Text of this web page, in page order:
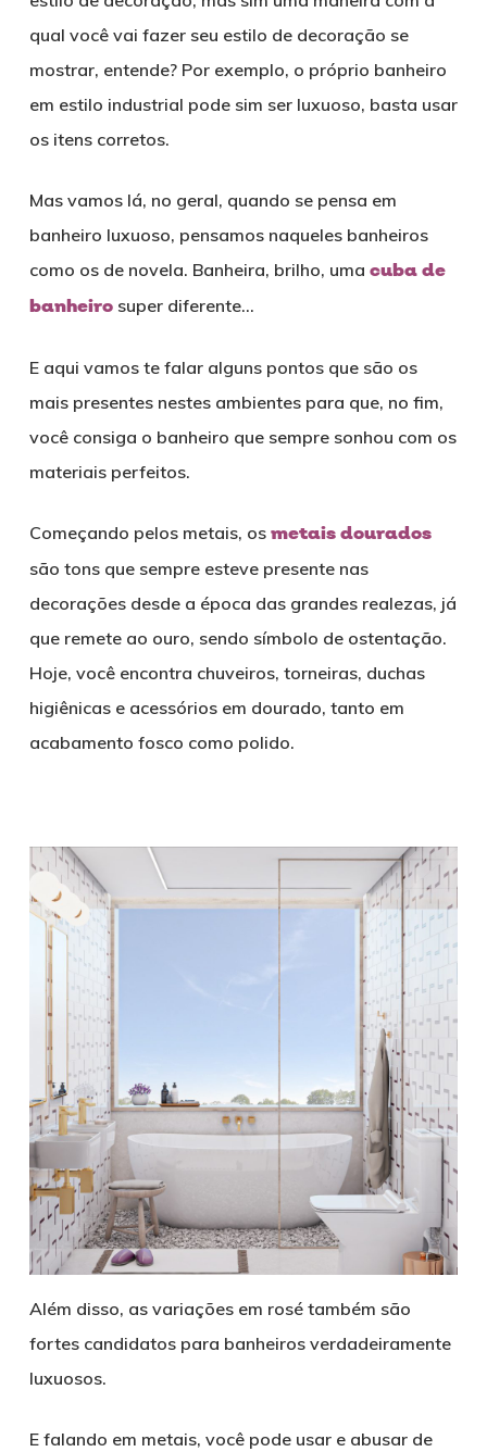
qual você vai fazer seu estilo de decoração se
mostrar, entende? Por exemplo, o próprio banheiro
em estilo industrial pode sim ser luxuoso, basta usar
os itens corretos.
Mas vamos lá, no geral, quando se pensa em
banheiro luxuoso, pensamos naqueles banheiros
como os de novela. Banheira, brilho, uma cuba de
banheirosuper diferente…
E aqui vamos te falar alguns pontos que são os
mais presentes nestes ambientes para que, no fim,
você consiga o banheiro que sempre sonhou com os
materiais perfeitos.
Começando pelos metais, os metais dourados
são tons que sempre esteve presente nas
decorações desde a época das grandes realezas, já
que remete ao ouro, sendo símbolo de ostentação.
Hoje, você encontra chuveiros, torneiras, duchas
higiênicas e acessórios em dourado, tanto em
acabamento fosco como polido.
Além disso, as variações em rosé também são
fortes candidatos para banheiros verdadeiramente
luxuosos.
E falando em metais, você pode usar e abusar de